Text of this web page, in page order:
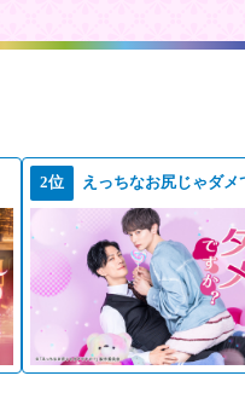
2位 えっちなお尻じゃダメ